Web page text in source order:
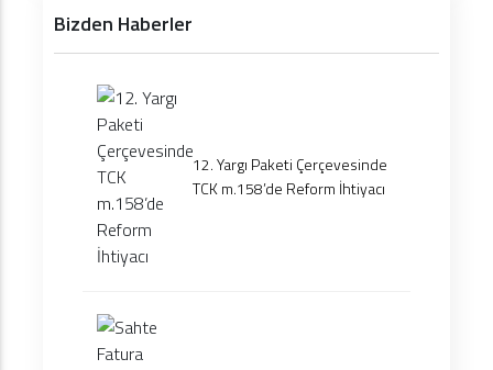
Bizden Haberler
12. Yargı Paketi Çerçevesinde
TCK m.158’de Reform İhtiyacı